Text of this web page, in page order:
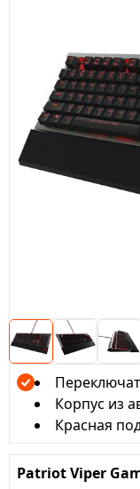
Корпус из
Красная
Patriot Viper